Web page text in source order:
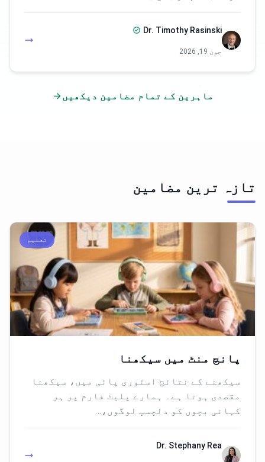
Dr. Timothy Rasinski
جون 19, 2026
ماہرین کے تمام مضامین دیکھیں
تازہ ترین مضامین
تعلیم
پانچ منٹ میں سیکھنا
سیکھنے کے نتائج اسٹوری پائی میں، سیکھنا
مقصدی ہوتا ہے۔ ہمارے پلیٹ فارم پر ہر
کہانی بچوں کو دلچسپ لوگوں،…
Dr. Stephany Rea